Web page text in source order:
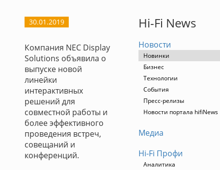
30.01.2019
Компания NEC Display
Solutions объявила о
выпуске новой
линейки
интерактивных
решений для
совместной работы и
более эффективного
проведения встреч,
совещаний и
конференций.
Hi-Fi News
Новости
Новинки
Бизнес
Технологии
События
Пресс-релизы
Новости портала hifiNews
Медиа
Hi-Fi Профи
Аналитика